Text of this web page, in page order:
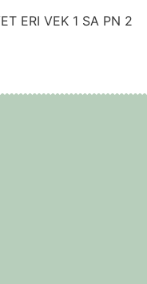
ERI VEK 1 SA PN 2